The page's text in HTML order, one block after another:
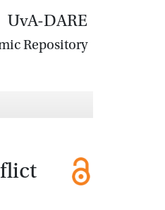
UvA-DARE
Repository